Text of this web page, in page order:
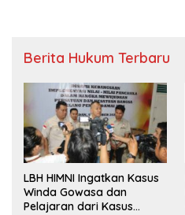
Berita Hukum Terbaru
LBH HIMNI Ingatkan Kasus
Winda Gowasa dan
Pelajaran dari Kasus